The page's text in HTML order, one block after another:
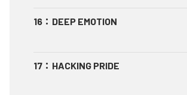
16 ： DEEP EMOTION
17 ： HACKING PRIDE